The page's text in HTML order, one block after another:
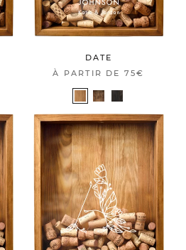
DATE
À PARTIR DE 75€